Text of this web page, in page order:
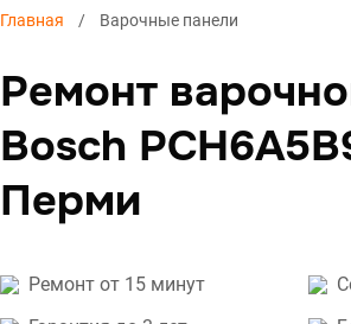
Главная Варочные панели
Ремонт
Bosch
Перми
Ремонт от 15 минут